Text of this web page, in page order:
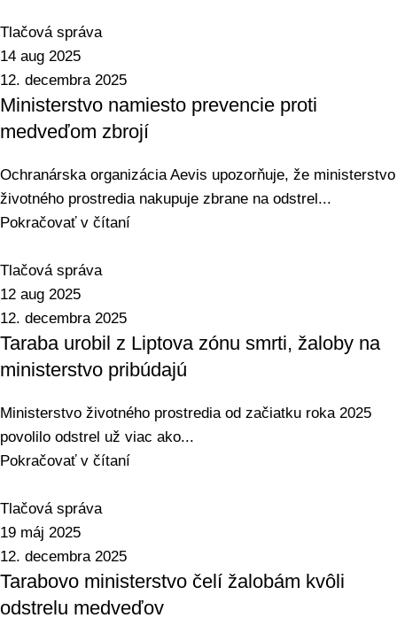
Tlačová správa
14 aug 2025
12. decembra 2025
Ministerstvo namiesto prevencie proti
medveďom zbrojí
Ochranárska organizácia Aevis upozorňuje, že ministerstvo
životného prostredia nakupuje zbrane na odstrel...
Pokračovať v čítaní
Tlačová správa
12 aug 2025
12. decembra 2025
Taraba urobil z Liptova zónu smrti, žaloby na
ministerstvo pribúdajú
Ministerstvo životného prostredia od začiatku roka 2025
povolilo odstrel už viac ako...
Pokračovať v čítaní
Tlačová správa
19 máj 2025
12. decembra 2025
Tarabovo ministerstvo čelí žalobám kvôli
odstrelu medveďov